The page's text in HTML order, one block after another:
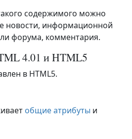
содержимого можно
новости, информационной
форума, комментария.
4.01 и HTML5
в HTML5.
общие атрибуты и